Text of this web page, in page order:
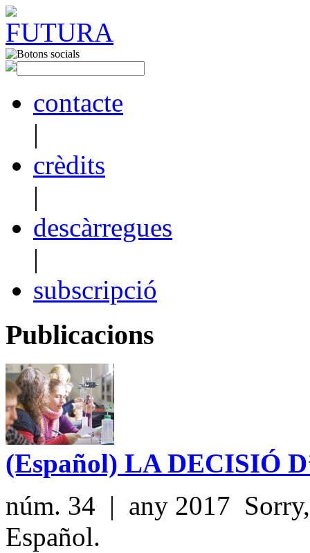
contacte
|
crèdits
|
descàrregues
|
subscripció
Publicacions
(Español) LA DECISIÓ
núm. 34 | any 2017
Español.